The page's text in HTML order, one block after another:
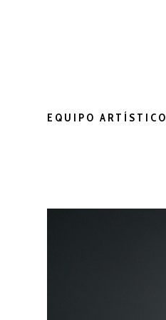
EQUIPO ARTÍSTICO